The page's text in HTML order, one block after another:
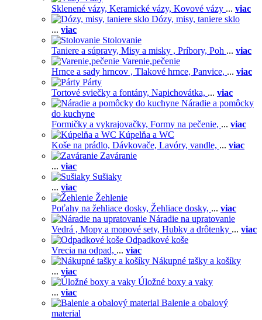
Sklenené vázy, Keramické vázy, Kovové vázy ... viac
Dózy, misy, taniere sklo
... viac
Stolovanie
Taniere a súpravy, Misy a misky , Príbory, Poh ... viac
Varenie,pečenie
Hrnce a sady hrncov , Tlakové hrnce, Panvice, ... viac
Párty
Tortové sviečky a fontány, Napichovátka, ... viac
Náradie a pomôcky
do kuchyne
Formičky a vykrajovačky, Formy na pečenie, ... viac
Kúpelňa a WC
Koše na prádlo, Dávkovače, Lavóry, vandle, ... viac
Zaváranie
... viac
Sušiaky
... viac
Žehlenie
Poťahy na žehliace dosky, Žehliace dosky, ... viac
Náradie na upratovanie
Vedrá , Mopy a mopové sety, Hubky a drôtenky ... viac
Odpadkové koše
Vrecia na odpad, ... viac
Nákupné tašky a košíky
... viac
Úložné boxy a vaky
... viac
Balenie a obalový
material